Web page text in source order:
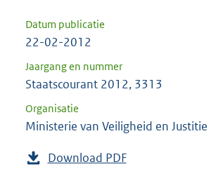
Datum publicatie
22-02-2012
Jaargang en nummer
Staatscourant 2012, 3313
Organisatie
Ministerie van Veiligheid en Justitie
Download PDF